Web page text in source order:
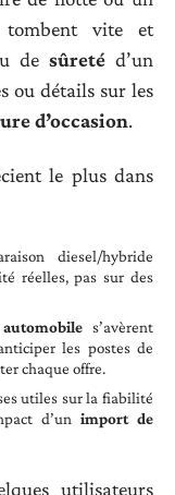
tombent vite et
de sûretéd’un
ou détails sur les
d’occasion.
le plus dans
diesel/hybride
réelles, pas sur des
s’avèrent
les postes de
chaque offre.
utiles sur la fiabilité
d’un import de
utilisateurs